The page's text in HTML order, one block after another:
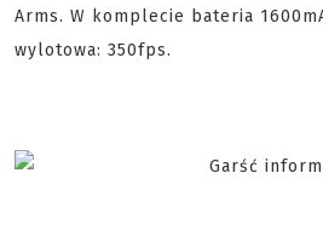
Arms. W komplecie bateria
wylotowa: 350fps.